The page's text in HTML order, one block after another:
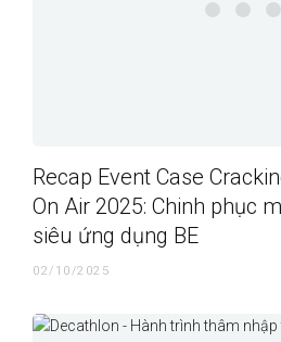
Recap Event Case
On Air 2025: Chinh phục
siêu ứng dụng BE
02/10/2025